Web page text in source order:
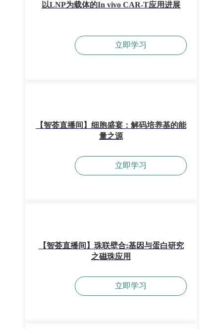
以LNP为载体的In vivo CAR-T应用进展
立即学习
【智荟直播间】细胞盛宴：解码培养基的能
量之源
立即学习
【智荟直播间】珠联壁合:基因与蛋白研究
之磁珠应用
立即学习